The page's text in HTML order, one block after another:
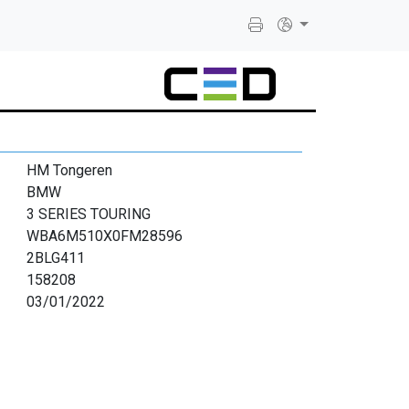
HM Tongeren
BMW
3 SERIES TOURING
WBA6M510X0FM28596
2BLG411
158208
03/01/2022